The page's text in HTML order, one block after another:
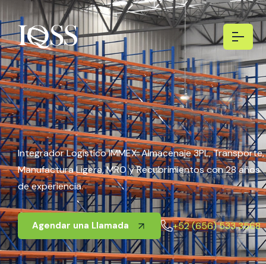
Integrador Logístico IMMEX: Almacenaje 3PL, Transporte,
Manufactura Ligera, MRO y Recubrimientos con 28 años
de experiencia.
Agendar una Llamada +52 (656) 533 3568